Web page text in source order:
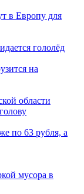
в Европу для
гололёд
на
области
по 63 рубля, а
мусора в